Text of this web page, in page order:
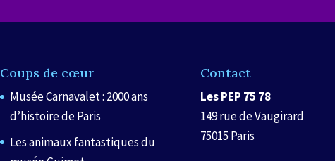
Coups de cœur
Musée Carnavalet : 2000 ans
d’histoire de Paris
Les animaux fantastiques du
Contact
Les PEP 75 78
149 rue de Vaugirard
75015 Paris